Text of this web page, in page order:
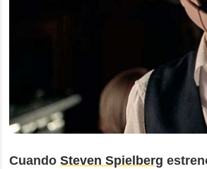
Cuando Steven Spielberg